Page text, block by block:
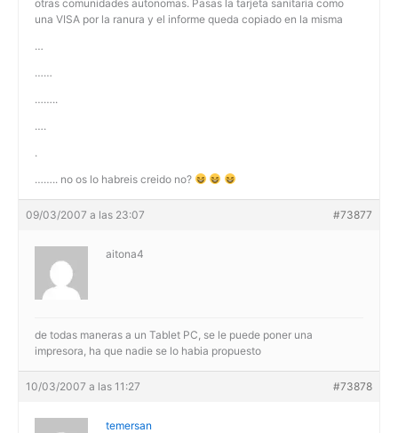
otras comunidades autonomas. Pasas la tarjeta sanitaria como
una VISA por la ranura y el informe queda copiado en la misma
…
……
……..
….
.
…….. no os lo habreis creido no?
09/03/2007 a las 23:07 #73877
aitona4
de todas maneras a un Tablet PC, se le puede poner una
impresora, ha que nadie se lo habia propuesto
10/03/2007 a las 11:27 #73878
temersan